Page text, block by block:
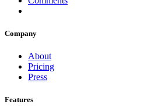
Company
About
Pricing
Press
Features